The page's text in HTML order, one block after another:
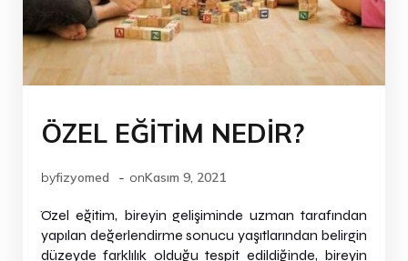
ÖZEL EĞİTİM NEDİR?
byfizyomed - onKasım 9, 2021
Özel eğitim, bireyin gelişiminde uzman tarafından
yapılan değerlendirme sonucu yaşıtlarından belirgin
düzeyde farklılık olduğu tespit edildiğinde, bireyin